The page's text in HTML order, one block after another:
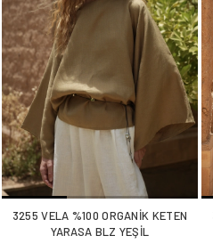
3255 VELA %100 ORGANİK KETEN
YARASA BLZ YEŞİL